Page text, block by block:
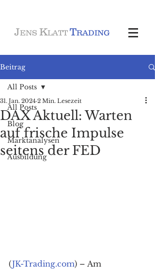
JENS KLATT TRADING
Beitrag
All Posts
Blog
Marktanalysen
Ausbildung
All Posts
DAX Aktuell: Warten
auf frische Impulse
seitens der FED
31. Jan. 2024 2 Min. Lesezeit
(JK-Trading.com) – Am